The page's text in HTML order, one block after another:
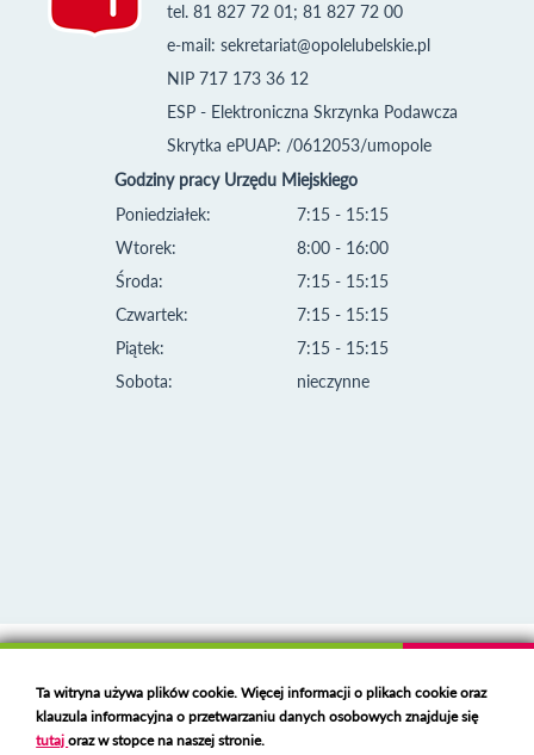
tel. 81 827 72 01; 81 827 72 00
e-mail: sekretariat@opolelubelskie.pl
NIP 717 173 36 12
ESP - Elektroniczna Skrzynka Podawcza
Skrytka ePUAP: /0612053/umopole
Godziny pracy Urzędu Miejskiego
Poniedziałek:
Wtorek:
Środa:
Czwartek:
Piątek:
Sobota:
7:15 - 15:15
8:00 - 16:00
7:15 - 15:15
7:15 - 15:15
7:15 - 15:15
nieczynne
Deklaracja dostępności
Polski serwer RBL
https://polspam.pl/
Ta witryna używa plików cookie. Więcej informacji o plikach cookie oraz
klauzula informacyjna o przetwarzaniu danych osobowych znajduje się
tutajoraz w stopce na naszej stronie.